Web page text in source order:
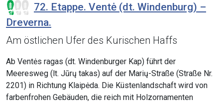
72. Etappe. Ventė (dt. Windenburg) –
Dreverna.
Am östlichen Ufer des Kurischen Haffs
Ab Ventės ragas (dt. Windenburger Kap) führt der
Meeresweg (lt. Jūrų takas) auf der Marių-Straße (Straße Nr.
2201) in Richtung Klaipėda. Die Küstenlandschaft wird von
farbenfrohen Gebäuden, die reich mit Holzornamenten